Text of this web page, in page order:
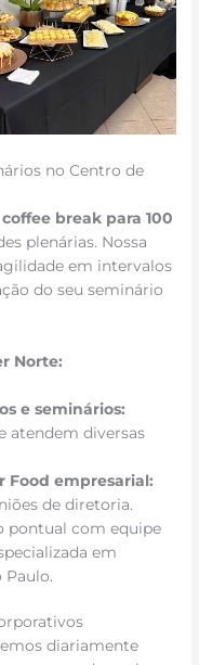
no Centro de
coffee break para 100
plenárias. Nossa
em intervalos
do seu seminário
Norte:
e seminários:
atendem diversas
Food empresarial:
de diretoria.
pontual com equipe
em
Paulo.
diariamente